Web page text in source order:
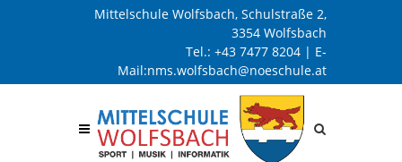
Mittelschule Wolfsbach, Schulstraße 2,
3354 Wolfsbach
Tel.: +43 7477 8204 | E-
Mail:nms.wolfsbach@noeschule.at
Site